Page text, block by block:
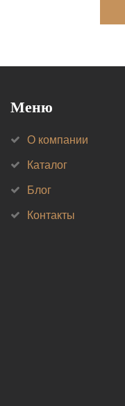
Меню
О компании
Каталог
Блог
Контакты